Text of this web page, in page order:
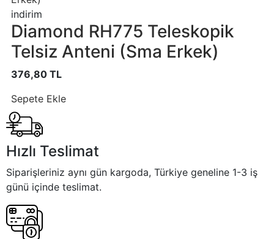
indirim
Diamond RH775 Teleskopik
Telsiz Anteni (Sma Erkek)
376,80 TL
Sepete Ekle
Hızlı Teslimat
Siparişleriniz aynı gün kargoda, Türkiye geneline 1-3 iş
günü içinde teslimat.